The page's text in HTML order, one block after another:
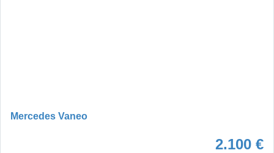
Mercedes Vaneo
2.100 €